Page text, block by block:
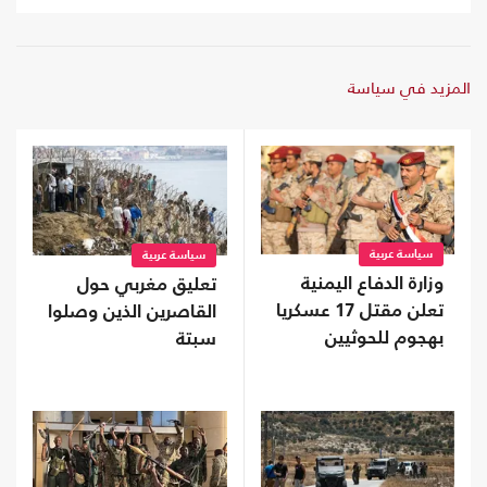
المزيد في سياسة
سياسة عربية
وزارة الدفاع اليمنية
تعلن مقتل 17 عسكريا
بهجوم للحوثيين
سياسة عربية
تعليق مغربي حول
القاصرين الذين وصلوا
سبتة